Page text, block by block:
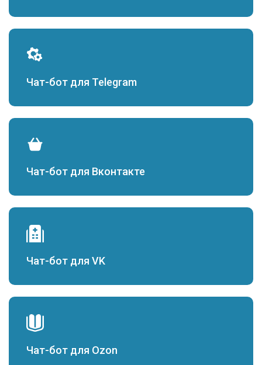
Чат-бот для Telegram
Чат-бот для Вконтакте
Чат-бот для VK
Чат-бот для Ozon